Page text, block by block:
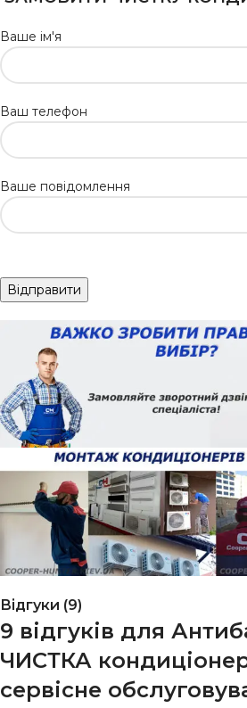
Ваше ім'я
Ваш телефон
Ваше повідомлення
Відгуки (9)
9 відгуків для
ЧИСТКА
сервісне